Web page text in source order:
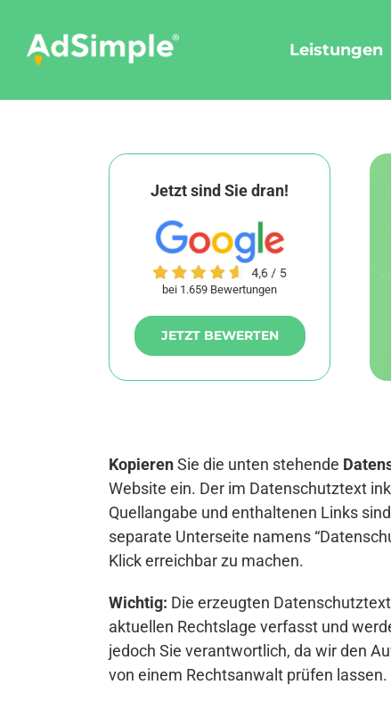
content
Leistungen
Jetzt sind Sie dran!
bei 1.659 Bewertungen
JETZT BEWERTEN
KopierenSie die unten stehende
Website ein. Der im Datenschutztext
Quellangabe und enthaltenen Links
separate Unterseite namens
Klick erreichbar zu machen.
Wichtig: Die erzeugten
aktuellen Rechtslage verfasst und
jedoch Sie verantwortlich, da wir den
von einem Rechtsanwalt prüfen